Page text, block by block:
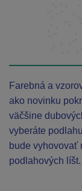
Farebná a
ako novinku
väčšine
vyberáte
bude vyhovovať
podlahových líšt.